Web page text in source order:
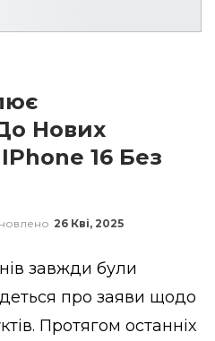
Нових
16 Без
26 Кві, 2025
завжди були
про заяви щодо
Протягом останніх